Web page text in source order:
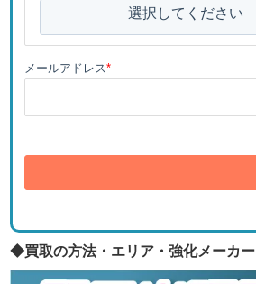
選択してください
メールアドレス*
◆買取の方法・エリア・強化メーカー